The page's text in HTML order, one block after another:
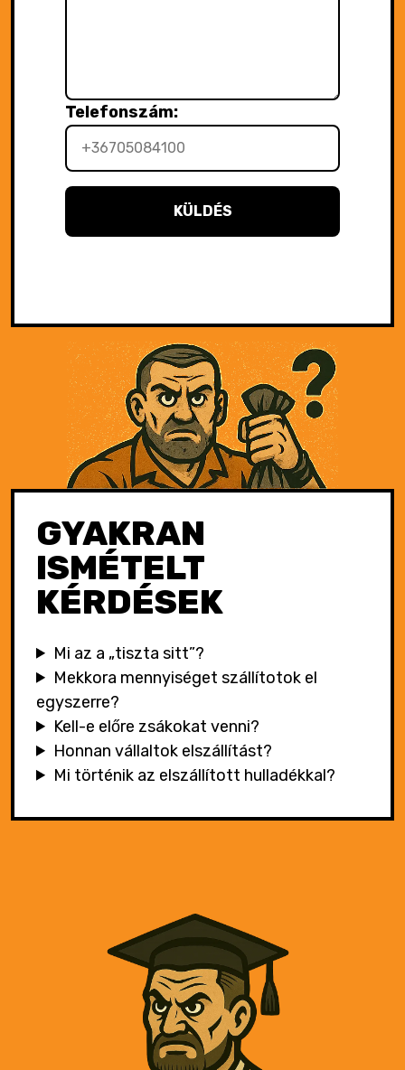
Telefonszám:
KÜLDÉS
GYAKRAN
ISMÉTELT
KÉRDÉSEK
Mi az a „tiszta sitt”?
Mekkora mennyiséget szállítotok el
egyszerre?
Kell-e előre zsákokat venni?
Honnan vállaltok elszállítást?
Mi történik az elszállított hulladékkal?